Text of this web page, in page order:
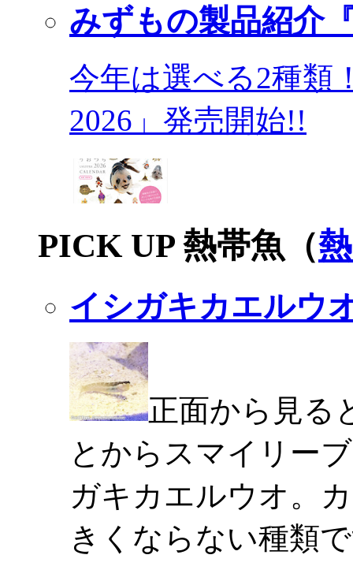
みずもの製品紹介
今年は選べる2種類
2026」発売開始!!
PICK UP 熱帯魚（
イシガキカエルウ
正面から見る
とからスマイリー
ガキカエルウオ。
きくならない種類